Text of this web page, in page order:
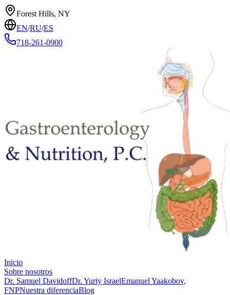
Forest Hills, NY
EN/RU/ES
718-261-0900
Inicio
Sobre nosotros
Dr. Samuel DavidoffDr. Yuriy IsraelEmanuel Yaakobov,
FNPNuestra diferenciaBlog